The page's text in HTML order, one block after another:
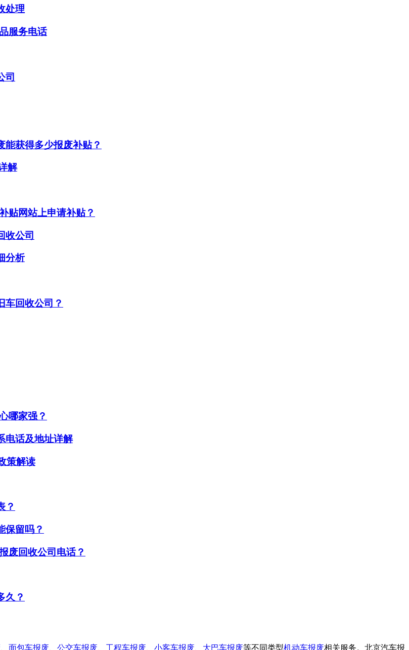
处理
服务电话
司
能获得多少报废补贴？
解
贴网站上申请补贴？
收公司
分析
车回收公司？
哪家强？
电话及地址详解
策解读
？
保留吗？
废回收公司电话？
久？
面包车报废 公交车报废 工程车报废 小客车报废 大巴车报废等不同类型机动车报废相关服务。北京汽车报